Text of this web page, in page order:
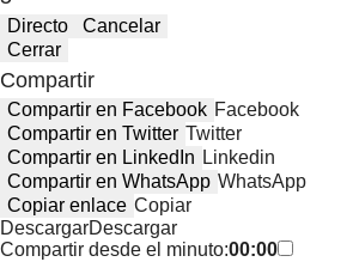
Directo
Cancelar
Cerrar
Compartir
Compartir en Facebook Facebook
Compartir en Twitter Twitter
Compartir en LinkedIn Linkedin
Compartir en WhatsApp WhatsApp
Copiar enlace Copiar
DescargarDescargar
Compartir desde el minuto:00:00